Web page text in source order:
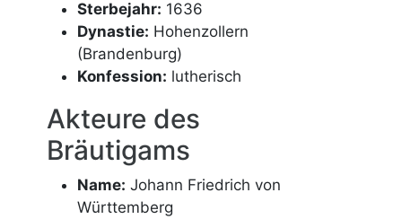
Sterbejahr: 1636
Dynastie: Hohenzollern
(Brandenburg)
Konfession: lutherisch
Akteure des
Bräutigams
Name: Johann Friedrich von
Württemberg